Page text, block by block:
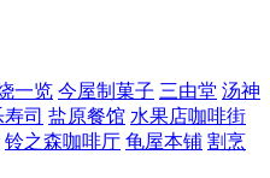
一览 今屋制菓子 三由堂 汤神
司 盐原餐馆 水果店咖啡街
铃之森咖啡厅 龟屋本铺 割烹